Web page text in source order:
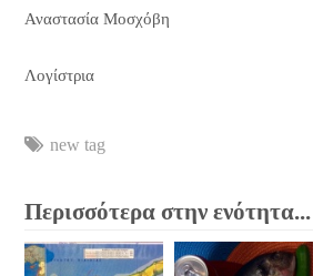
Αναστασία Μοσχόβη
Λογίστρια
new tag
Περισσότερα στην ενότητα...